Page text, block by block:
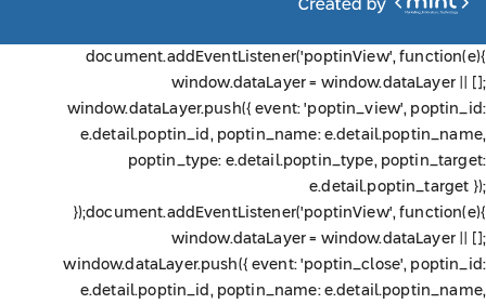
document.addEventListener('poptinView', function(e){
window.dataLayer = window.dataLayer || [];
window.dataLayer.push({ event: 'poptin_view', poptin_id:
e.detail.poptin_id, poptin_name: e.detail.poptin_name,
poptin_type: e.detail.poptin_type, poptin_target:
e.detail.poptin_target });
});document.addEventListener('poptinView', function(e){
window.dataLayer = window.dataLayer || [];
window.dataLayer.push({ event: 'poptin_close', poptin_id:
e.detail.poptin_id, poptin_name: e.detail.poptin_name,